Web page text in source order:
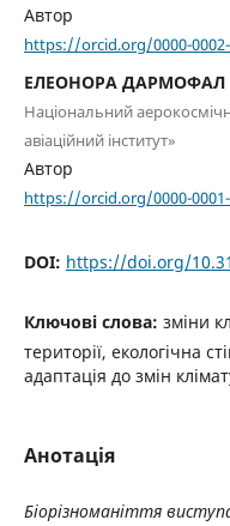
Автор
https://orcid.org/0000-0002-
ЕЛЕОНОРА ДАРМОФАЛ
Національний
авіаційний інститут»
Автор
https://orcid.org/0000-0001-
DOI: https://doi.org/
Ключові слова: зміни
території, екологічна
адаптація до змін
Анотація
Біорізноманіття